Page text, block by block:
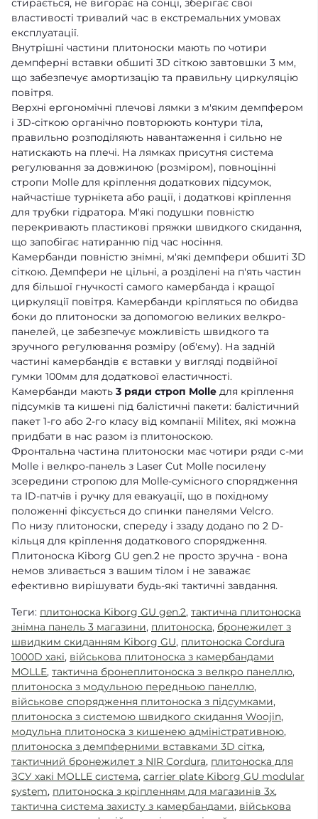
властивості тривалий час в екстремальних умовах
експлуатації.
Внутрішні частини плитоноски мають по чотири
демпферні вставки обшиті 3D сіткою завтовшки 3 мм,
що забезпечує амортизацію та правильну циркуляцію
повітря.
Верхні ергономічні плечові лямки з м'яким демпфером
і 3D-сіткою органічно повторюють контури тіла,
правильно розподіляють навантаження і сильно не
натискають на плечі. На лямках присутня система
регулювання за довжиною (розміром), повноцінні
стропи Molle для кріплення додаткових підсумок,
найчастіше турнікета або рації, і додаткові кріплення
для трубки гідратора. М'які подушки повністю
перекривають пластикові пряжки швидкого скидання,
що запобігає натиранню під час носіння.
Камербанди повністю знімні, м'які демпфери обшиті 3D
сіткою. Демпфери не цільні, а розділені на п'ять частин
для більшої гнучкості самого камербанда і кращої
циркуляції повітря. Камербанди кріпляться по обидва
боки до плитоноски за допомогою великих велкро-
панелей, це забезпечує можливість швидкого та
зручного регулювання розміру (об'єму). На задній
частині камербандів є вставки у вигляді подвійної
гумки 100мм для додаткової еластичності.
Камербанди мають 3 ряди строп Molle для кріплення
підсумків та кишені під балістичні пакети: балістичний
пакет 1-го або 2-го класу від компанії Militex, які можна
придбати в нас разом із плитоноскою.
Фронтальна частина плитоноски має чотири ряди с-ми
Molle і велкро-панель з Laser Cut Molle посилену
зсередини стропою для Molle-сумісного спорядження
та ID-патчів і ручку для евакуації, що в похідному
положенні фіксується до спинки панелями Velcro.
По низу плитоноски, спереду і ззаду додано по 2 D-
кільця для кріплення додаткового спорядження.
Плитоноска Kiborg GU gen.2 не просто зручна - вона
немов зливається з вашим тілом і не заважає
ефективно вирішувати будь-які тактичні завдання.
Теги: плитоноска Kiborg GU gen.2, тактична плитоноска
знімна панель 3 магазини, плитоноска, бронежилет з
швидким скиданням Kiborg GU, плитоноска Cordura
1000D хакі, військова плитоноска з камербандами
MOLLE, тактична бронеплитоноска з велкро панеллю,
плитоноска з модульною передньою панеллю,
військове спорядження плитоноска з підсумками,
плитоноска з системою швидкого скидання Woojin,
модульна плитоноска з кишенею адміністративною,
плитоноска з демпферними вставками 3D сітка,
тактичний бронежилет з NIR Cordura, плитоноска для
ЗСУ хакі MOLLE система, carrier plate Kiborg GU modular
system, плитоноска з кріпленням для магазинів 3x,
тактична система захисту з камербандами, військова